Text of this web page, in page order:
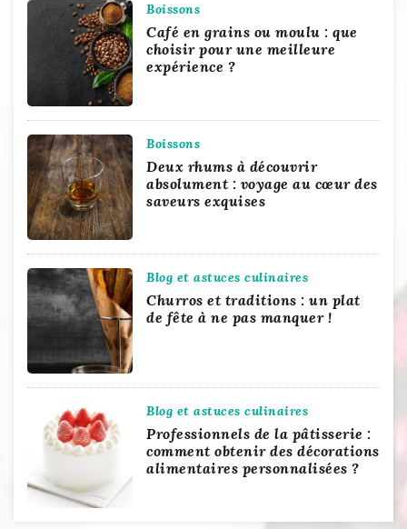
Boissons
Café en grains ou moulu : que
choisir pour une meilleure
expérience ?
Boissons
Deux rhums à découvrir
absolument : voyage au cœur des
saveurs exquises
Blog et astuces culinaires
Churros et traditions : un plat
de fête à ne pas manquer !
Blog et astuces culinaires
Professionnels de la pâtisserie :
comment obtenir des décorations
alimentaires personnalisées ?